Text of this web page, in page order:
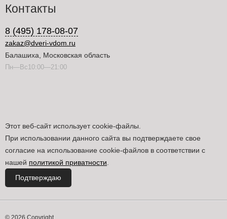
Контакты
8 (495) 178-08-07
zakaz@dveri-vdom.ru
Балашиха, Московская область
Пн—Вс10:00—21:00
Этот веб-сайт использует cookie-файлы.
При использовании данного сайта вы подтверждаете свое
согласие на использование cookie-файлов в соответствии с
нашей политикой приватности.
Подтверждаю